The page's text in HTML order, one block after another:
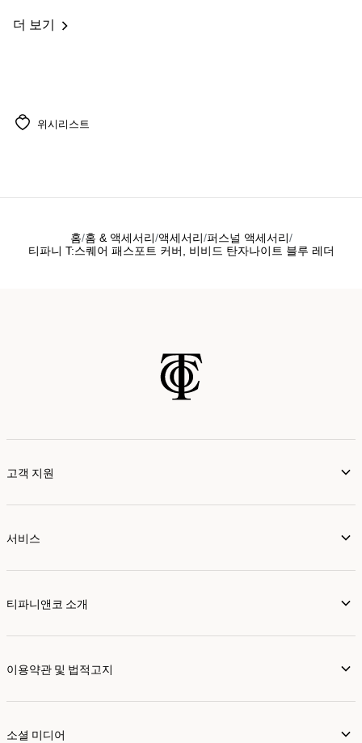
더 보기
위시리스트
홈 홈 & 액세서리 액세서리 퍼스널 액세서리
티파니 T:스퀘어 패스포트 커버, 비비드 탄자나이트 블루 레더
고객 지원
서비스
티파니앤코 소개
이용약관 및 법적고지
소셜 미디어